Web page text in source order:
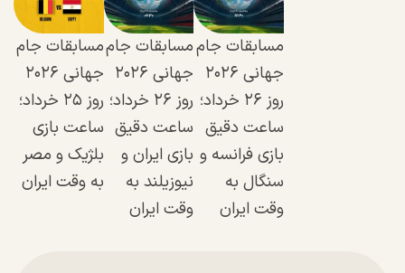
مسابقات جام
جهانی ۲۰۲۶
روز ۲۶ خرداد؛
ساعت دقیق
بازی فرانسه و
سنگال به
وقت ایران
مسابقات جام
جهانی ۲۰۲۶
روز ۲۶ خرداد؛
ساعت دقیق
بازی ایران و
نیوزیلند به
وقت ایران
مسابقات جام
جهانی ۲۰۲۶
روز ۲۵ خرداد؛
ساعت بازی
بلژیک و مصر
به وقت ایران